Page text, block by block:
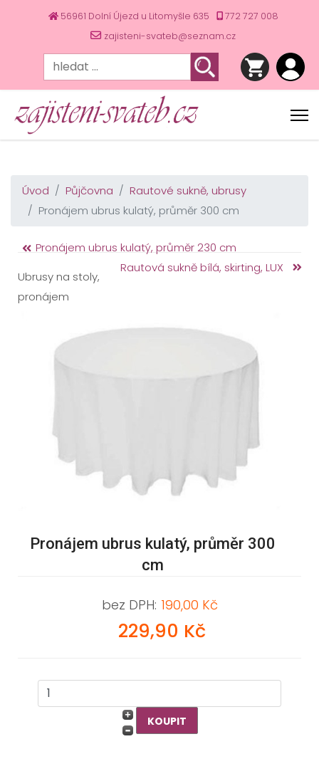
56961 Dolní Újezd u Litomyšle 635
772 727 008
zajisteni-svateb@seznam.cz
Úvod Půjčovna
Rautové sukně, ubrusy
Pronájem ubrus kulatý, průměr 300 cm
Pronájem ubrus kulatý, průměr 230 cm
Rautová sukně bílá, skirting, LUX
Ubrusy na stoly,
pronájem
Pronájem ubrus kulatý, průměr 300
cm
bez DPH: 190,00 Kč
229,90 Kč